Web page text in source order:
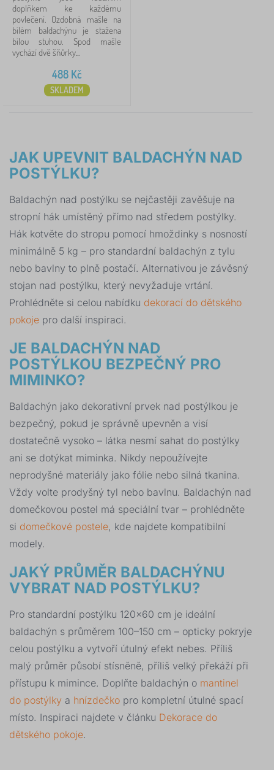
doplňkem ke každému
povlečení. Ozdobná mašle na
bílém baldachýnu je stažena
bílou stuhou. Spod mašle
vychází dvě šňůrky...
488Kč
SKLADEM
JAK UPEVNIT BALDACHÝN NAD
POSTÝLKU?
Baldachýn nad postýlku se nejčastěji zavěšuje na
stropní hák umístěný přímo nad středem postýlky.
Hák kotvěte do stropu pomocí hmoždinky s nosností
minimálně 5 kg – pro standardní baldachýn z tylu
nebo bavlny to plně postačí. Alternativou je závěsný
stojan nad postýlku, který nevyžaduje vrtání.
Prohlédněte si celou nabídku dekorací do dětského
pokoje pro další inspiraci.
JE BALDACHÝN NAD
POSTÝLKOU BEZPEČNÝ PRO
MIMINKO?
Baldachýn jako dekorativní prvek nad postýlkou je
bezpečný, pokud je správně upevněn a visí
dostatečně vysoko – látka nesmí sahat do postýlky
ani se dotýkat miminka. Nikdy nepoužívejte
neprodyšné materiály jako fólie nebo silná tkanina.
Vždy volte prodyšný tyl nebo bavlnu. Baldachýn nad
domečkovou postel má speciální tvar – prohlédněte
si domečkové postele, kde najdete kompatibilní
modely.
JAKÝ PRŮMĚR BALDACHÝNU
VYBRAT NAD POSTÝLKU?
Pro standardní postýlku 120×60 cm je ideální
baldachýn s průměrem 100–150 cm – opticky pokryje
celou postýlku a vytvoří útulný efekt nebes. Příliš
malý průměr působí stísněně, příliš velký překáží při
přístupu k mimince. Doplňte baldachýn o mantinel
do postýlky a hnízdečko pro kompletní útulné spací
místo. Inspiraci najdete v článku Dekorace do
dětského pokoje.